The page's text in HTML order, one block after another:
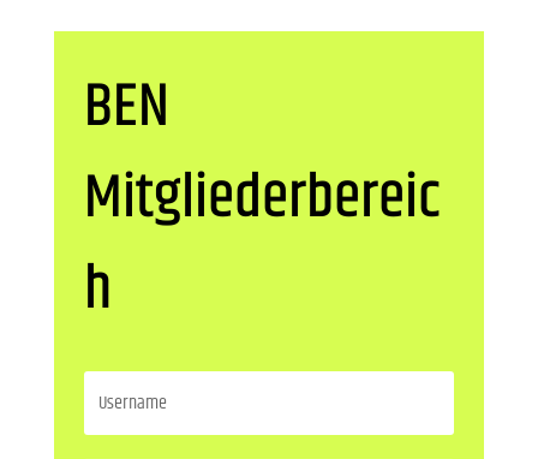
BEN
Mitgliederbereic
h